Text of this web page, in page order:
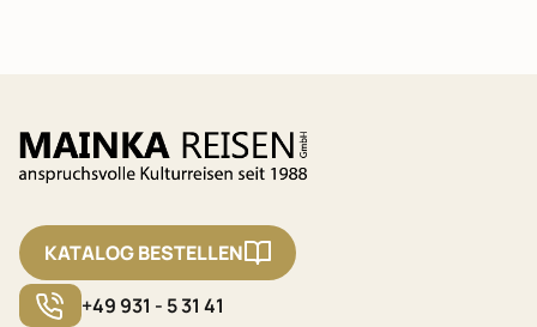
KATALOG BESTELLEN
+49 931 - 5 31 41